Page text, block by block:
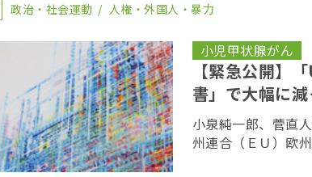
識改革のための「
政治・社会運動 人権・外国人・暴力
小児甲状腺がん
【緊急公開】
書」で大幅に
腺被曝を検証
小泉純一郎、菅直
州連合（ＥＵ）欧